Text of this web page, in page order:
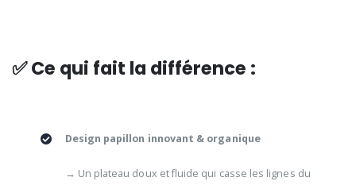
✅ Ce qui fait la différence :
Design papillon innovant & organique
→ Un plateau doux et fluide qui casse les lignes du